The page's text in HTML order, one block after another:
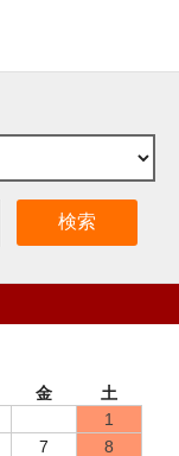
検索
金
土
1
7
8